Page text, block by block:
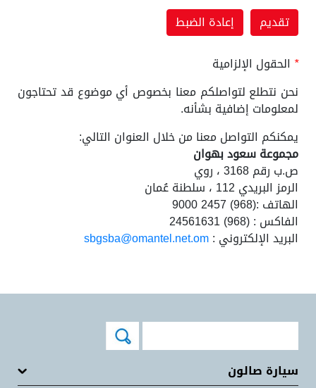
* الحقول الإلزامية
نحن نتطلع لتواصلكم معنا بخصوص أي موضوع قد تحتاجون
لمعلومات إضافية بشأنه.
يمكنكم التواصل معنا من خلال العنوان التالي:
مجموعة سعود بهوان
ص.ب رقم 3168 ، روي
الرمز البريدي 112 ، سلطنة عُمان
الهاتف :(968) 2457 9000
الفاكس : (968) 24561631
البريد الإلكتروني :sbgsba@omantel.net.om
سيارة صالون